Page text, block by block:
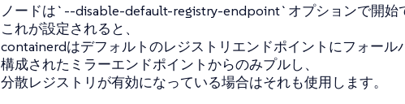
ノードは`--disable-default-registry-endpoint`オプションで開始
これが設定されると、
containerdはデフォルトのレジストリエンドポイントにフォール
構成されたミラーエンドポイントからのみプルし、
分散レジストリが有効になっている場合はそれも使用します。